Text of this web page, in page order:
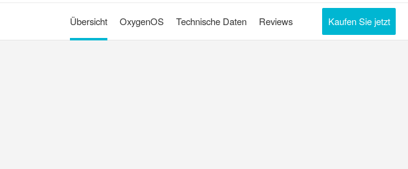
Übersicht OxygenOS Technische Daten Reviews Kaufen Sie jetzt